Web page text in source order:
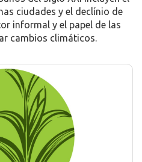
ciudades y el declínio de
informal y el papel de las
cambios climáticos.